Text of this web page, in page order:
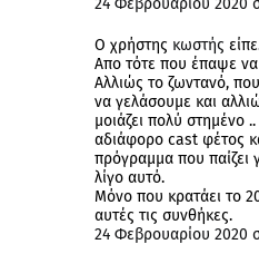
Ο χρήστης κωστής
Απο τότε που έπαψε να
Αλλιώς το ζωντανό, που
να γελάσουμε και
μοιάζει πολύ στημένο
αδιάφορο cast φέτος
πρόγραμμα που παίζει
λίγο αυτό.
Μόνο που κρατάει το
αυτές τις συνθήκες.
24 Φεβρουαρίου 2020